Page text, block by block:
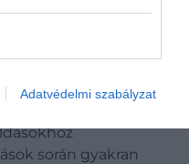
Adatvédelmi szabályzat
articles/18535
crinkled-wall-
során gyakran